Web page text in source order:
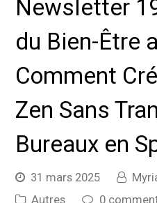
Newsletter
du Bien-Être
Comment
Zen Sans
Bureaux en
31 mars 2025
Autres
0